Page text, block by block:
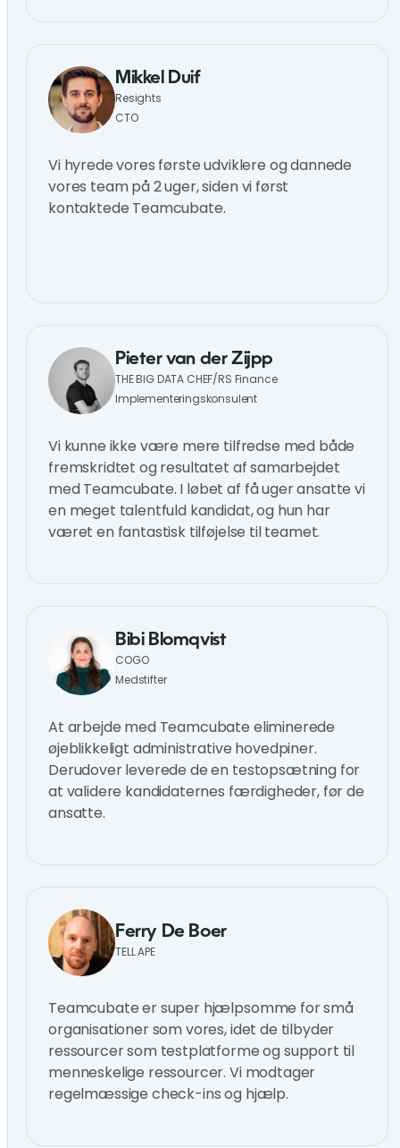
Mikkel Duif
Resights
CTO
Vi hyrede vores første udviklere og dannede
vores team på 2 uger, siden vi først
kontaktede Teamcubate.
Pieter van der Zijpp
THE BIG DATA CHEF/RS Finance
Implementeringskonsulent
Vi kunne ikke være mere tilfredse med både
fremskridtet og resultatet af samarbejdet
med Teamcubate. I løbet af få uger ansatte vi
en meget talentfuld kandidat, og hun har
været en fantastisk tilføjelse til teamet.
Bibi Blomqvist
COGO
Medstifter
At arbejde med Teamcubate eliminerede
øjeblikkeligt administrative hovedpiner.
Derudover leverede de en testopsætning for
at validere kandidaternes færdigheder, før de
ansatte.
Ferry De Boer
TELL APE
Teamcubate er super hjælpsomme for små
organisationer som vores, idet de tilbyder
ressourcer som testplatforme og support til
menneskelige ressourcer. Vi modtager
regelmæssige check-ins og hjælp.